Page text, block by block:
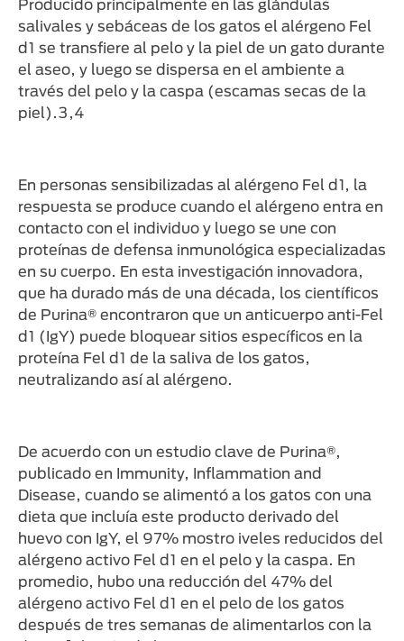
Producido principalmente en las glándulas
salivales y sebáceas de los gatos el alérgeno Fel
d1 se transfiere al pelo y la piel de un gato durante
el aseo, y luego se dispersa en el ambiente a
través del pelo y la caspa (escamas secas de la
piel).3,4
En personas sensibilizadas al alérgeno Fel d1, la
respuesta se produce cuando el alérgeno entra en
contacto con el individuo y luego se une con
proteínas de defensa inmunológica especializadas
en su cuerpo. En esta investigación innovadora,
que ha durado más de una década, los científicos
de Purina® encontraron que un anticuerpo anti-Fel
d1 (IgY) puede bloquear sitios específicos en la
proteína Fel d1 de la saliva de los gatos,
neutralizando así al alérgeno.
De acuerdo con un estudio clave de Purina®,
publicado en Immunity, Inflammation and
Disease, cuando se alimentó a los gatos con una
dieta que incluía este producto derivado del
huevo con IgY, el 97% mostro iveles reducidos del
alérgeno activo Fel d1 en el pelo y la caspa. En
promedio, hubo una reducción del 47% del
alérgeno activo Fel d1 en el pelo de los gatos
después de tres semanas de alimentarlos con la